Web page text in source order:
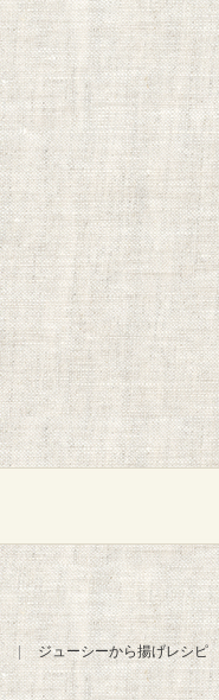
ジューシーから揚げレシピ